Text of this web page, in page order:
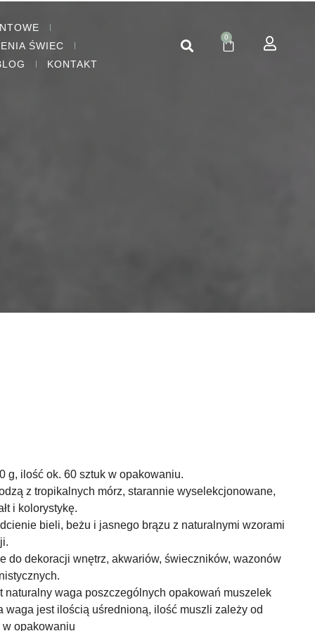
ŚWIEC
KONTAKT
0
g, ilość ok. 60 sztuk w opakowaniu.
z tropikalnych mórz, starannie wyselekcjonowane,
i kolorystykę.
bieli, beżu i jasnego brązu z naturalnymi wzorami
do dekoracji wnętrz, akwariów, świeczników, wazonów
naturalny waga poszczególnych opakowań muszelek
waga jest ilością uśrednioną, ilość muszli zależy od
opakowaniu